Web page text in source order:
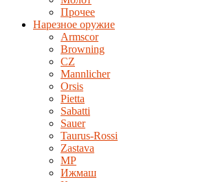
Прочее
Нарезное оружие
Armscor
Browning
CZ
Mannlicher
Orsis
Pietta
Sabatti
Sauer
Taurus-Rossi
Zastava
MP
Ижмаш